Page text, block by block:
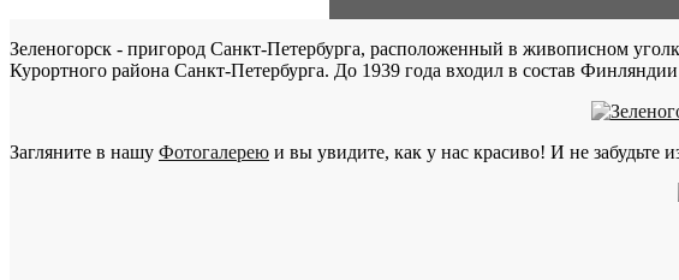
Зеленогорск - пригород Санкт-Петербурга, расположенный в живописном
Курортного района Санкт-Петербурга. До 1939 года входил в состав
Загляните в нашу Фотогалерею и вы увидите, как у нас красиво! И не забудьте